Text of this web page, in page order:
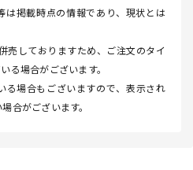
掲載時点の情報であり、現状とは
売しておりますため、ご注文のタイ
る場合がございます。
場合もございますので、表示され
合がございます。